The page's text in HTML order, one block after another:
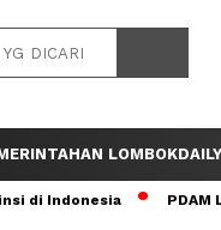
LOMBOKDAILY
di Indonesia PDAM